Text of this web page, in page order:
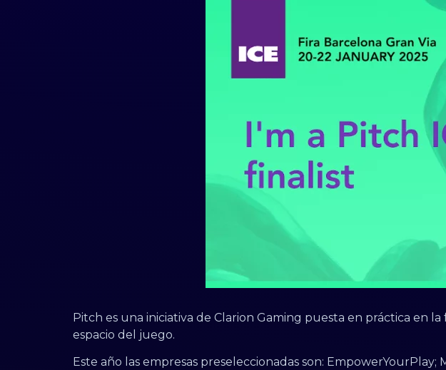
Pitch es una iniciativa de Clarion Gaming puesta en práctica en
espacio del juego.
Este año las empresas preseleccionadas son: EmpowerYourPlay;